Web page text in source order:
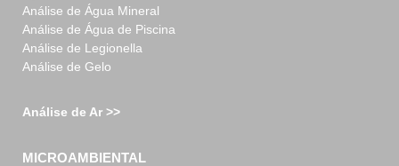
Análise de Água Mineral
Análise de Água de Piscina
Análise de Legionella
Análise de Gelo
Análise de Ar >>
MICROAMBIENTAL